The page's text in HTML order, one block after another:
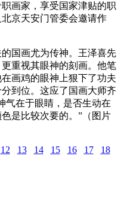
画家，享受国家津贴的职
京天安门管委会邀请作
国画尤为传神。王泽喜先
重视其眼神的刻画。他笔
画鸡的眼神上狠下了功夫
到位。这应了国画大师齐
气在于眼睛，是否生动在
是比较次要的。”（图片
12 13 14 15 16 17 18